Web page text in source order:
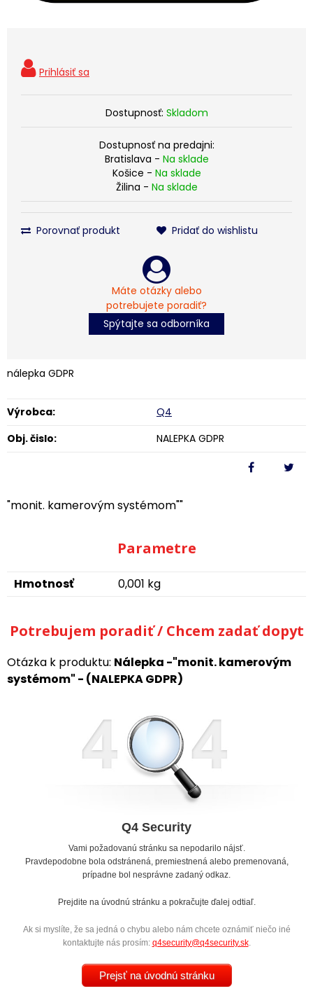
Dostupnosť: Skladom
Dostupnosť na predajni:
Bratislava - Na sklade
Košice - Na sklade
Žilina - Na sklade
Porovnať produkt Pridať do wishlistu
Máte otázky alebo
potrebujete poradiť?
Spýtajte sa odborníka
nálepka GDPR
Výrobca:
Q4
Obj. čislo:
NALEPKA GDPR
"monit. kamerovým systémom""
Parametre
Hmotnosť 0,001 kg
Potrebujem poradiť / Chcem zadať dopyt
Otázka k produktu: Nálepka -"monit. kamerovým
systémom" - (NALEPKA GDPR)